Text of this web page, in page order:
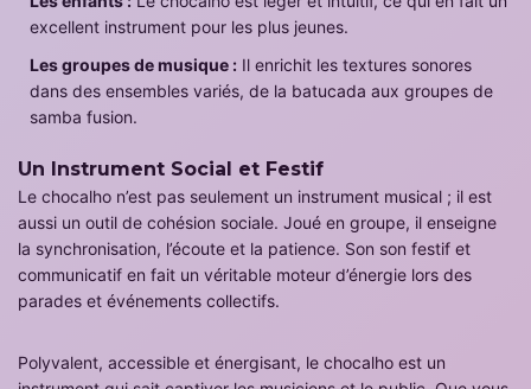
excellent instrument pour les plus jeunes.
Les groupes de musique : Il enrichit les textures sonores
dans des ensembles variés, de la batucada aux groupes de
samba fusion.
Un Instrument Social et Festif
Le chocalho n’est pas seulement un instrument musical ; il est
aussi un outil de cohésion sociale. Joué en groupe, il enseigne
la synchronisation, l’écoute et la patience. Son son festif et
communicatif en fait un véritable moteur d’énergie lors des
parades et événements collectifs.
Polyvalent, accessible et énergisant, le chocalho est un